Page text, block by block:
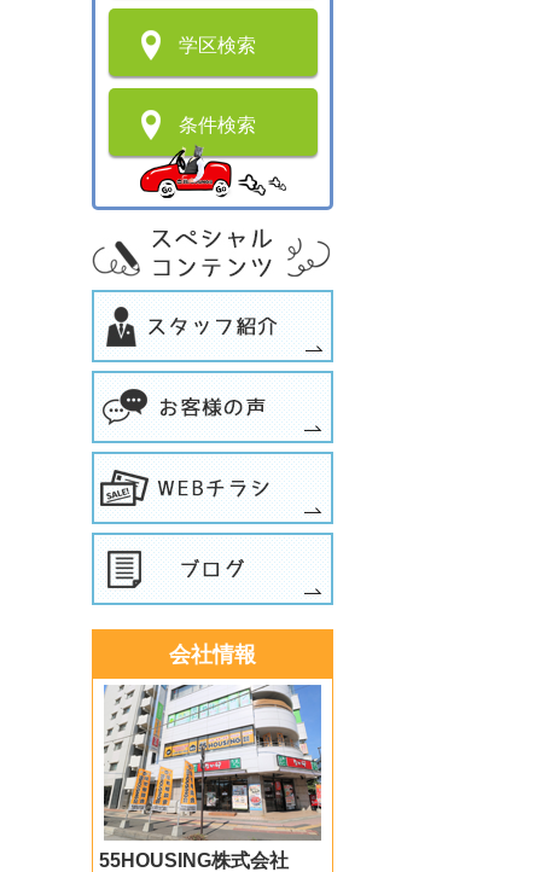
学区検索
条件検索
会社情報
55HOUSING株式会社